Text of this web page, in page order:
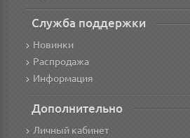
Служба поддержки
Новинки
Распродажа
Информация
Дополнительно
Личный кабинет